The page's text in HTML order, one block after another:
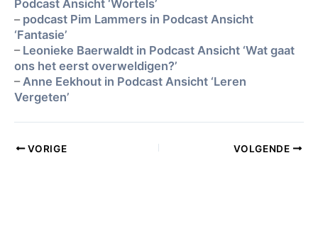
Podcast Ansicht ‘Wortels’
– podcast Pim Lammers in Podcast Ansicht
‘Fantasie’
– Leonieke Baerwaldt in Podcast Ansicht ‘Wat gaat
ons het eerst overweldigen?’
– Anne Eekhout in Podcast Ansicht ‘Leren
Vergeten’
VORIGE VOLGENDE